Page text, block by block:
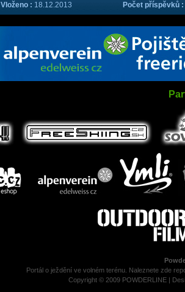
Vloženo : 18.12.2013 Počet příspěvků :
Portál o ježdění ve volném terénu. Naleznete zde
Copyright © 2009 POWDERLINE |